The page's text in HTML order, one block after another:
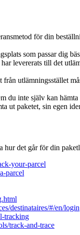
för din
som passar dig
har levererats till det
från utlämningsstället
du inte själv kan
ut paketet, sin egen
hur det går för din
your-parcel
parcel
destinataires/#/en/login
tracking
track-and-trace